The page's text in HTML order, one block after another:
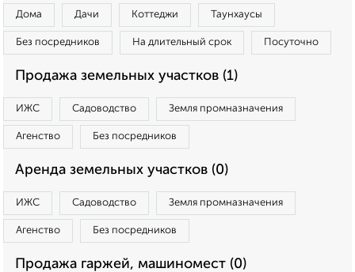
Дома Дачи Коттеджи Таунхаусы
Без посредников На длительный срок Посуточно
Продажа земельных участков (1)
ИЖС Садоводство Земля промназначения
Агенство Без посредников
Аренда земельных участков (0)
ИЖС Садоводство Земля промназначения
Агенство Без посредников
Продажа гаржей, машиномест (0)